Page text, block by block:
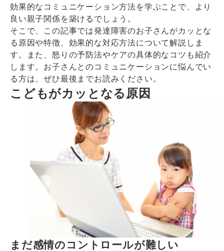
効果的なコミュニケーション方法を学ぶことで、より
良い親子関係を築けるでしょう。
そこで、この記事では発達障害のお子さんがカッとな
る原因や特徴、効果的な対応方法について解説しま
す。また、怒りの予防法やケアの具体的なコツも紹介
します。お子さんとのコミュニケーションに悩んでい
る方は、ぜひ最後までお読みください。
こどもがカッとなる原因
まだ感情のコントロールが難しい